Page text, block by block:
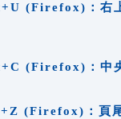
：右上
(Firefox)：中央
(Firefox)：頁尾